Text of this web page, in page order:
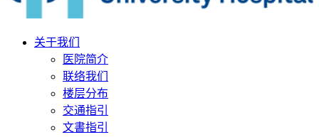
关于我们
医院简介
联络我们
楼层分布
交通指引
文書指引